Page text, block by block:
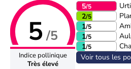
5 /5
Indice pollinique
Très élevé
5/5
2/5
1/5
1/5
1/5
Voir tous les